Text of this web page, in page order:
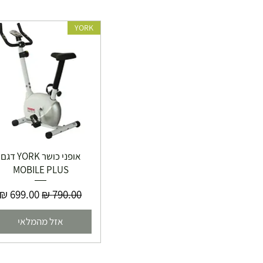
YORK
אופני כושר YORK דגם
MOBILE PLUS
מחיר רגיל‏790.00 ‏₪ מחיר
אזל מהמלאי